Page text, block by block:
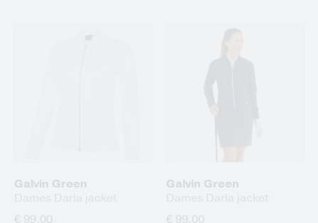
Galvin Green
€ 99,00
Galvin Green
€ 99,00